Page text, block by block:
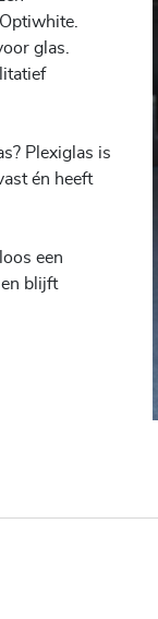
glas.
Plexiglas is
én heeft
een
blijft
kwaliteit
glassoorten